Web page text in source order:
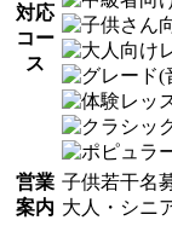
対応
コー
ス
営業
案内
子供若干名
大人・シニ